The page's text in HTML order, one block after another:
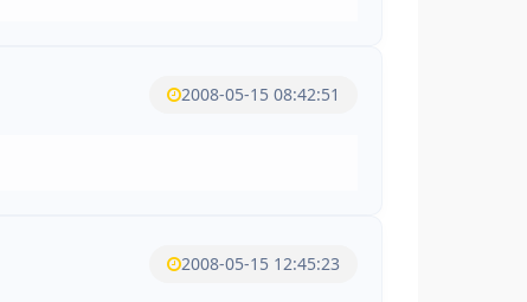
2008-05-15 08:42:51
2008-05-15 12:45:23